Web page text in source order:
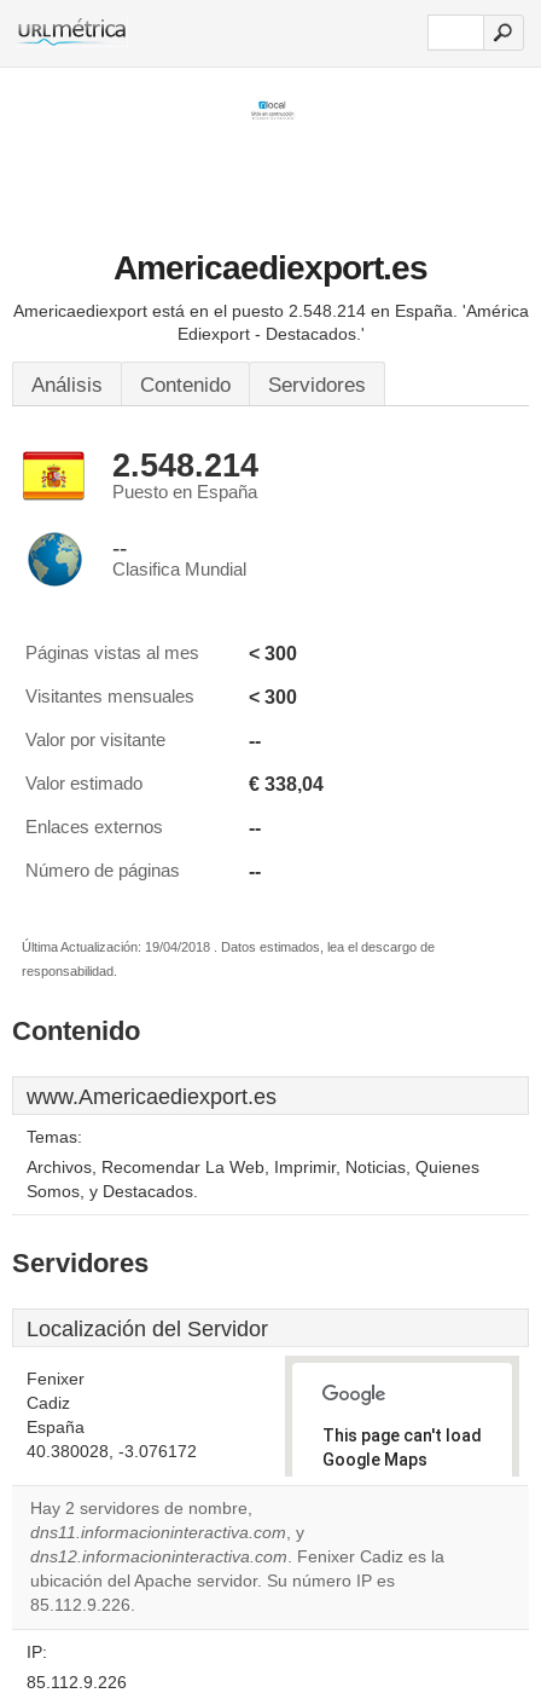
Americaediexport.es
Americaediexport está en el puesto 2.548.214 en España. 'América
Ediexport - Destacados.'
Análisis Contenido Servidores
2.548.214
Puesto en España
--
Clasifica Mundial
Páginas vistas al mes < 300
Visitantes mensuales < 300
Valor por visitante --
Valor estimado € 338,04
Enlaces externos --
Número de páginas --
Última Actualización: 19/04/2018 . Datos estimados, lea el descargo de
responsabilidad.
Contenido
www.Americaediexport.es
Temas:
Archivos, Recomendar La Web, Imprimir, Noticias, Quienes
Somos, y Destacados.
Servidores
Localización del Servidor
Fenixer
Cadiz
España
40.380028, -3.076172
This page can't load
Google Maps
correctly.
own this
website?
Hay 2 servidores de nombre,
dns11.informacioninteractiva.com, y
dns12.informacioninteractiva.com. Fenixer Cadiz es la
ubicación del Apache servidor. Su número IP es
85.112.9.226.
IP:
85.112.9.226